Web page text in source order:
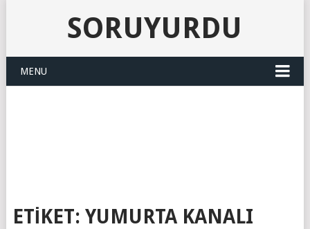
SORUYURDU
MENU
ETIKET: YUMURTA KANALI